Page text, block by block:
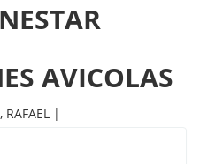
AVICOLAS
RAFAEL |